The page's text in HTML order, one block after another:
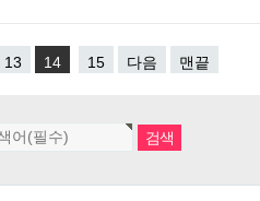
13 14 15 다음 맨끝